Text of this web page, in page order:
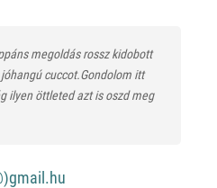
megoldás rossz kidobott
cuccot.Gondolom itt
ilyen öttleted azt is oszd meg
gmail.hu